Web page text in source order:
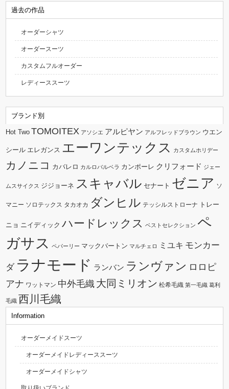
過去の作品
オーダーシャツ
オーダースーツ
カスタムフルオーダー
レディーススーツ
ブランド別
Hot Two TOMOITEX アソシエ アルピヤン アルフレッドブラウン ウエン
シール エレガンス エーワンテックス カスタムホリデー
カノニコ カバレロ カルロバルベラ カンポーレ クリフォード ジェー
ムスサイクス ジジョーネ スキャバル セナート ゼニア ソ
マニー ソロテックス タカオカ ダンヒル テッシルストローナ トレー
ニョ ニイディック ハードレックス ベストセレクション ペ
ガサス
ペパーリー マックバートン マルチェロ ミユキ モンカー
ダ ラナモード ランバン ランヴァン ロロピ
アナ ワットマン 中外毛織大同ミリオン 松希毛織 第一毛織 葛利
毛織 西川毛織
Information
オーダーメイドスーツ
オーダーメイドレディーススーツ
オーダーメイドシャツ